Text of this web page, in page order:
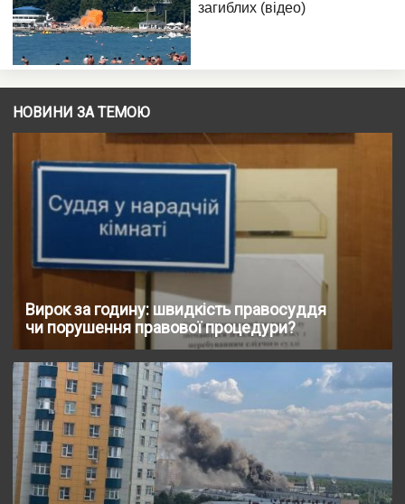
НОВИНИ ЗА ТЕМОЮ
Вирок за годину: швидкість правосуддя
чи порушення правової процедури?